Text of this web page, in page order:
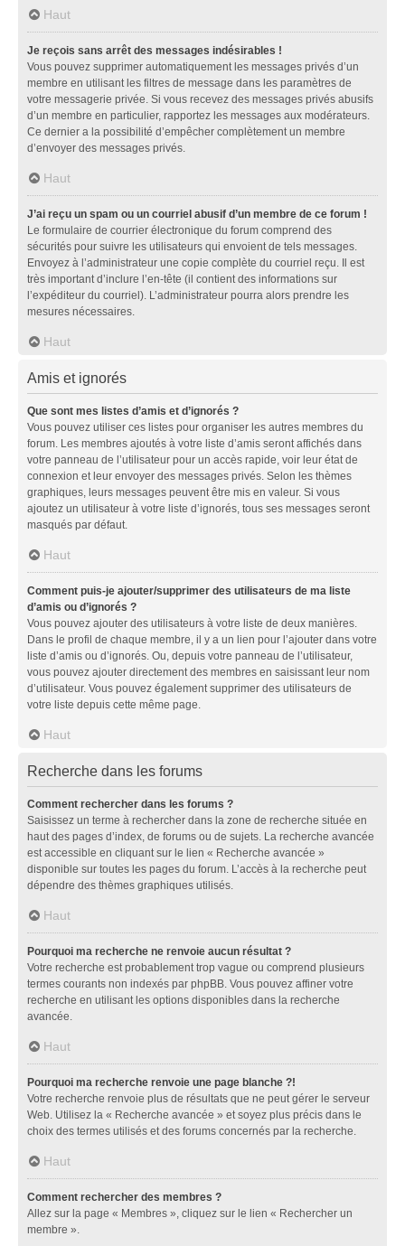
Haut
Je reçois sans arrêt des messages indésirables !
Vous pouvez supprimer automatiquement les messages privés d’un
membre en utilisant les filtres de message dans les paramètres de
votre messagerie privée. Si vous recevez des messages privés abusifs
d’un membre en particulier, rapportez les messages aux modérateurs.
Ce dernier a la possibilité d’empêcher complètement un membre
d’envoyer des messages privés.
Haut
J’ai reçu un spam ou un courriel abusif d’un membre de ce forum !
Le formulaire de courrier électronique du forum comprend des
sécurités pour suivre les utilisateurs qui envoient de tels messages.
Envoyez à l’administrateur une copie complète du courriel reçu. Il est
très important d’inclure l’en-tête (il contient des informations sur
l’expéditeur du courriel). L’administrateur pourra alors prendre les
mesures nécessaires.
Haut
Amis et ignorés
Que sont mes listes d’amis et d’ignorés ?
Vous pouvez utiliser ces listes pour organiser les autres membres du
forum. Les membres ajoutés à votre liste d’amis seront affichés dans
votre panneau de l’utilisateur pour un accès rapide, voir leur état de
connexion et leur envoyer des messages privés. Selon les thèmes
graphiques, leurs messages peuvent être mis en valeur. Si vous
ajoutez un utilisateur à votre liste d’ignorés, tous ses messages seront
masqués par défaut.
Haut
Comment puis-je ajouter/supprimer des utilisateurs de ma liste
d’amis ou d’ignorés ?
Vous pouvez ajouter des utilisateurs à votre liste de deux manières.
Dans le profil de chaque membre, il y a un lien pour l’ajouter dans votre
liste d’amis ou d’ignorés. Ou, depuis votre panneau de l’utilisateur,
vous pouvez ajouter directement des membres en saisissant leur nom
d’utilisateur. Vous pouvez également supprimer des utilisateurs de
votre liste depuis cette même page.
Haut
Recherche dans les forums
Comment rechercher dans les forums ?
Saisissez un terme à rechercher dans la zone de recherche située en
haut des pages d’index, de forums ou de sujets. La recherche avancée
est accessible en cliquant sur le lien « Recherche avancée »
disponible sur toutes les pages du forum. L’accès à la recherche peut
dépendre des thèmes graphiques utilisés.
Haut
Pourquoi ma recherche ne renvoie aucun résultat ?
Votre recherche est probablement trop vague ou comprend plusieurs
termes courants non indexés par phpBB. Vous pouvez affiner votre
recherche en utilisant les options disponibles dans la recherche
avancée.
Haut
Pourquoi ma recherche renvoie une page blanche ?!
Votre recherche renvoie plus de résultats que ne peut gérer le serveur
Web. Utilisez la « Recherche avancée » et soyez plus précis dans le
choix des termes utilisés et des forums concernés par la recherche.
Haut
Comment rechercher des membres ?
Allez sur la page « Membres », cliquez sur le lien « Rechercher un
membre ».